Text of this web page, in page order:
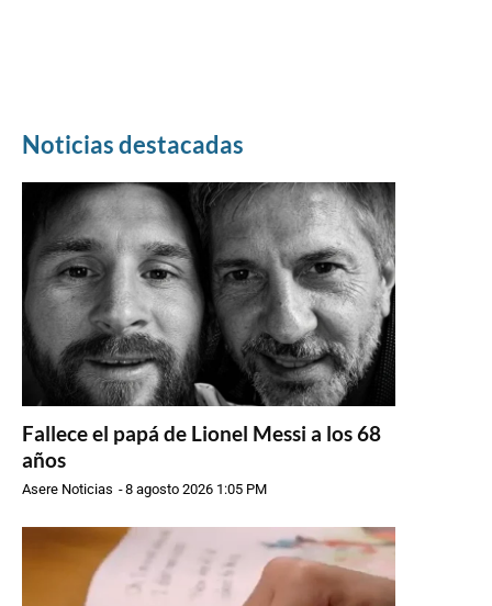
Noticias destacadas
Fallece el papá de Lionel Messi a los 68
años
Asere Noticias -8 agosto 2026 1:05 PM